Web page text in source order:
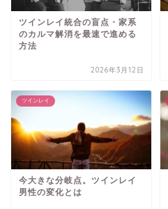
ツインレイ統合の盲点・家系
のカルマ解消を最速で進める
方法
2026年3月12日
ツインレイ
今大きな分岐点。ツインレイ
男性の変化とは